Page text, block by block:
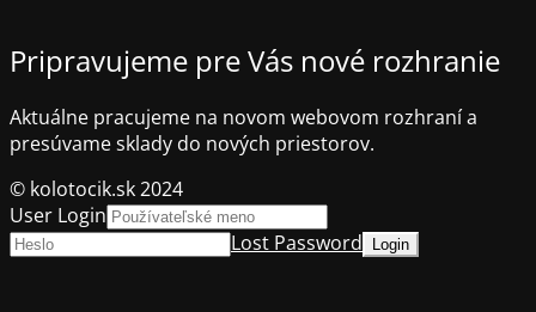
Pripravujeme pre Vás nové rozhranie
Aktuálne pracujeme na novom webovom rozhraní a
presúvame sklady do nových priestorov.
© kolotocik.sk 2024
User Login
Lost Password